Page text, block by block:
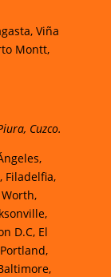
Viña
Montt,
, Cuzco.
Filadelfia,
D.C, El